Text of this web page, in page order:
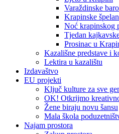
Varaždinske
Krapinske
Noć krapinskog
Tjedan
Prosinac u
Kazališne predstave i
Lektira u kazalištu
Izdavaštvo
EU projekti
Ključ kulture za sve
OK! Otkrijmo
Žene biraju novu šansu
Mala škola
Najam prostora